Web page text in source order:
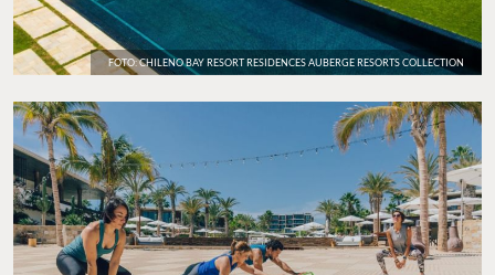
FOTO: CHILENO BAY RESORT RESIDENCES AUBERGE RESORTS COLLECTION